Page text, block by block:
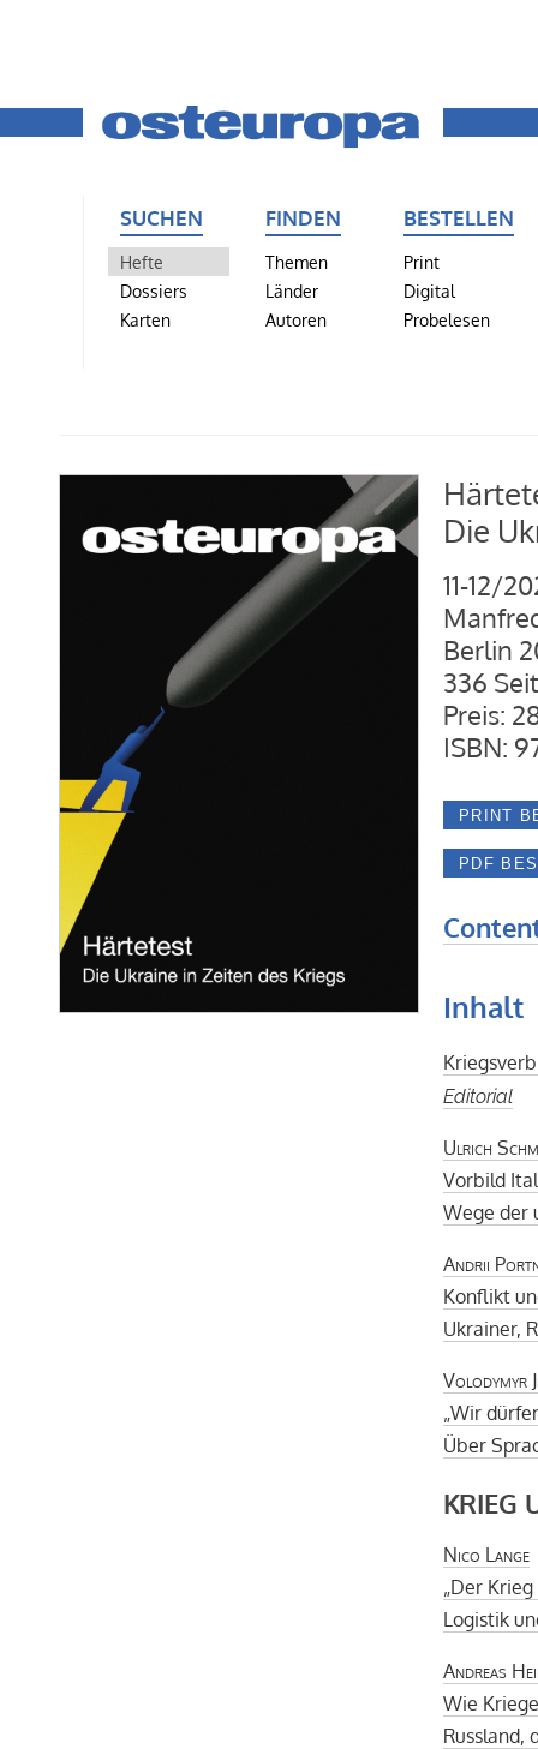
SUCHEN
Hefte
Dossiers
Karten
FINDEN
Themen
Länder
Autoren
BESTELLEN
Print
Digital
Probelesen
Die
11-12/
Berlin
336
Preis:
ISBN:
Inhalt
Editorial
Ulrich
Vorbild
Wege der
Andrii
Konflikt
Ukrainer,
Volodymyr
„Wir
Über
KRIEG
Nico Lange
„Der
Logistik
Andreas
Wie
Russland,